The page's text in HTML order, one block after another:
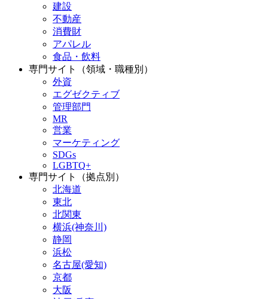
建設
不動産
消費財
アパレル
食品・飲料
専門サイト（領域・職種別）
外資
エグゼクティブ
管理部門
MR
営業
マーケティング
SDGs
LGBTQ+
専門サイト（拠点別）
北海道
東北
北関東
横浜(神奈川)
静岡
浜松
名古屋(愛知)
京都
大阪